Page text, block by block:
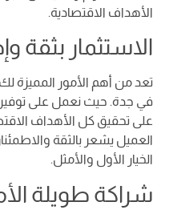
الأهداف الاقتصادية.
الاستثمار بثقة
تعد من أهم الأمور
في جدة. حيث نعمل على توفير
على تحقيق كل الأهداف
العميل يشعر بالثقة
الخيار الأول والأمثل.
شراكة طويلة